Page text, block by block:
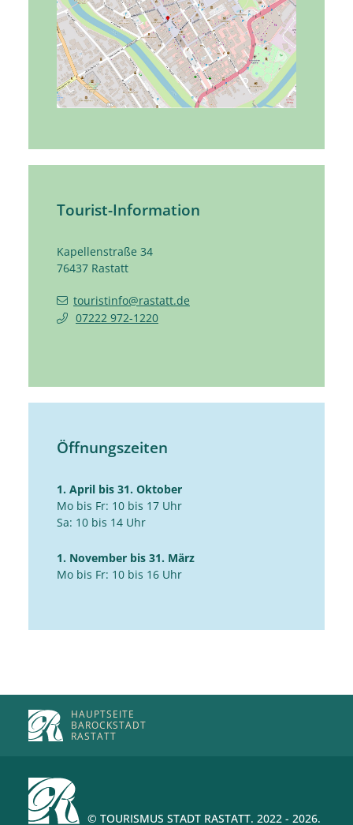
Tourist-Information
Kapellenstraße 34
76437 Rastatt
touristinfo@rastatt.de
07222 972-1220
Öffnungszeiten
1. April bis 31. Oktober
Mo bis Fr: 10 bis 17 Uhr
Sa: 10 bis 14 Uhr
1. November bis 31. März
Mo bis Fr: 10 bis 16 Uhr
HAUPTSEITE
BAROCKSTADT
RASTATT
© TOURISMUS STADT RASTATT. 2022 - 2026.